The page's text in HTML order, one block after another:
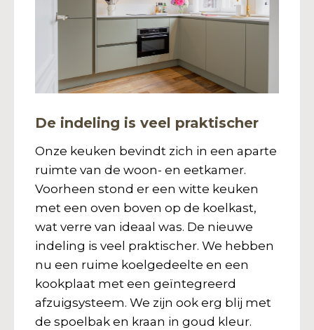
De indeling is veel praktischer
Onze keuken bevindt zich in een aparte
ruimte van de woon- en eetkamer.
Voorheen stond er een witte keuken
met een oven boven op de koelkast,
wat verre van ideaal was. De nieuwe
indeling is veel praktischer. We hebben
nu een ruime koelgedeelte en een
kookplaat met een geïntegreerd
afzuigsysteem. We zijn ook erg blij met
de spoelbak en kraan in goud kleur.